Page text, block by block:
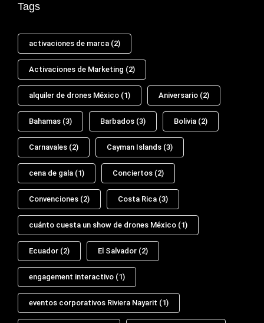
Tags
activaciones de marca (2)
Activaciones de Marketing (2)
alquiler de drones México (1) Aniversario (2)
Bahamas (3) Barbados (3) Bolivia (2)
Carnavales (2) Cayman Islands (3)
cena de gala (1) Conciertos (2)
Convenciones (2) Costa Rica (3)
cuánto cuesta un show de drones México (1)
Ecuador (2) El Salvador (2)
engagement interactivo (1)
eventos corporativos Riviera Nayarit (1)